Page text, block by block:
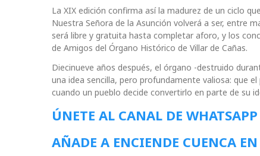
La XIX edición confirma así la madurez de un ciclo
Nuestra Señora de la Asunción volverá a ser, entre
será libre y gratuita hasta completar aforo, y los
de Amigos del Órgano Histórico de Villar de Cañas.
Diecinueve años después, el órgano -destruido
una idea sencilla, pero profundamente valiosa: que
cuando un pueblo decide convertirlo en parte de su
ÚNETE AL CANAL DE
AÑADE A ENCIENDE CUENCA EN